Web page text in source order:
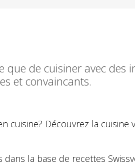
que de cuisiner avec
et convaincants.
cuisine? Découvrez la
la base de recettes